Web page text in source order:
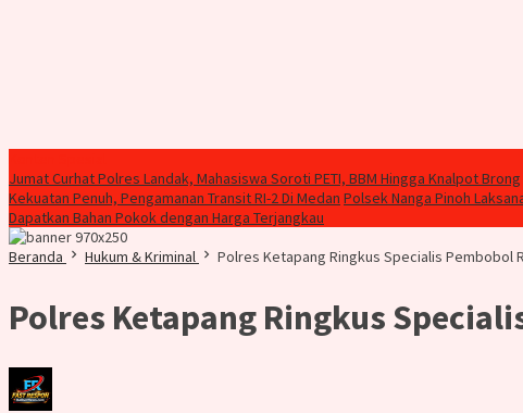
Jumat Curhat Polres Landak, Mahasiswa Soroti PETI, BBM Hingga Knalpot Brong
Kekuatan Penuh, Pengamanan Transit RI-2 Di Medan Polsek Nanga Pinoh
Dapatkan Bahan Pokok dengan Harga Terjangkau
Beranda
Hukum & Kriminal Polres Ketapang Ringkus Specialis Pembobol
Polres Ketapang Ringkus